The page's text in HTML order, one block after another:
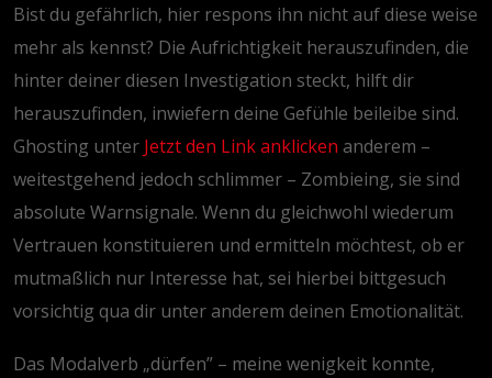
Bist du gefährlich, hier respons ihn nicht auf diese weise
mehr als kennst? Die Aufrichtigkeit herauszufinden, die
hinter deiner diesen Investigation steckt, hilft dir
herauszufinden, inwiefern deine Gefühle beileibe sind.
Ghosting unter Jetzt den Link anklicken anderem –
weitestgehend jedoch schlimmer – Zombieing, sie sind
absolute Warnsignale. Wenn du gleichwohl wiederum
Vertrauen konstituieren und ermitteln möchtest, ob er
mutmaßlich nur Interesse hat, sei hierbei bittgesuch
vorsichtig qua dir unter anderem deinen Emotionalität.
Das Modalverb „dürfen” – meine wenigkeit konnte,